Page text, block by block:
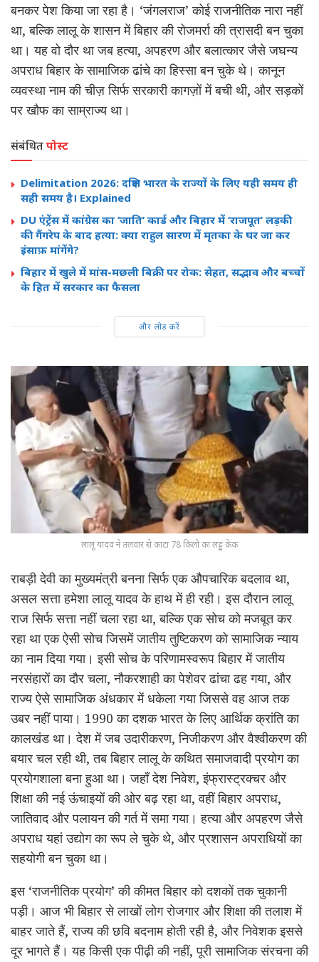
बनकर पेश किया जा रहा है। ‘जंगलराज’ कोई राजनीतिक नारा नहीं
था, बल्कि लालू के शासन में बिहार की रोजमर्रा की त्रासदी बन चुका
था। यह वो दौर था जब हत्या, अपहरण और बलात्कार जैसे जघन्य
अपराध बिहार के सामाजिक ढांचे का हिस्सा बन चुके थे। कानून
व्यवस्था नाम की चीज़ सिर्फ सरकारी कागज़ों में बची थी, और सड़कों
पर खौफ का साम्राज्य था।
संबंधितपोस्ट
Delimitation 2026: दक्षिण भारत के राज्यों के लिए यही समय ही
सही समय है। Explained
DU एंट्रेंस में कांग्रेस का ‘जाति’ कार्ड और बिहार में ‘राजपूत’ लड़की
की गैंगरेप के बाद हत्या: क्या राहुल सारण में मृतका के घर जा कर
इंसाफ़ मांगेंगे?
बिहार में खुले में मांस-मछली बिक्री पर रोक: सेहत, सद्भाव और बच्चों
के हित में सरकार का फैसला
और लोड करें
लालू यादव ने तलवार से काटा 78 किलो का लड्डू केक
राबड़ी देवी का मुख्यमंत्री बनना सिर्फ एक औपचारिक बदलाव था,
असल सत्ता हमेशा लालू यादव के हाथ में ही रही। इस दौरान लालू
राज सिर्फ सत्ता नहीं चला रहा था, बल्कि एक सोच को मजबूत कर
रहा था एक ऐसी सोच जिसमें जातीय तुष्टिकरण को सामाजिक न्याय
का नाम दिया गया। इसी सोच के परिणामस्वरूप बिहार में जातीय
नरसंहारों का दौर चला, नौकरशाही का पेशेवर ढांचा ढह गया, और
राज्य ऐसे सामाजिक अंधकार में धकेला गया जिससे वह आज तक
उबर नहीं पाया। 1990 का दशक भारत के लिए आर्थिक क्रांति का
कालखंड था। देश में जब उदारीकरण, निजीकरण और वैश्वीकरण की
बयार चल रही थी, तब बिहार लालू के कथित समाजवादी प्रयोग का
प्रयोगशाला बना हुआ था। जहाँ देश निवेश, इंफ्रास्ट्रक्चर और
शिक्षा की नई ऊंचाइयों की ओर बढ़ रहा था, वहीं बिहार अपराध,
जातिवाद और पलायन की गर्त में समा गया। हत्या और अपहरण जैसे
अपराध यहां उद्योग का रूप ले चुके थे, और प्रशासन अपराधियों का
सहयोगी बन चुका था।
इस ‘राजनीतिक प्रयोग’ की कीमत बिहार को दशकों तक चुकानी
पड़ी। आज भी बिहार से लाखों लोग रोजगार और शिक्षा की तलाश में
बाहर जाते हैं, राज्य की छवि बदनाम होती रही है, और निवेशक इससे
दूर भागते हैं। यह किसी एक पीढ़ी की नहीं, पूरी सामाजिक संरचना की